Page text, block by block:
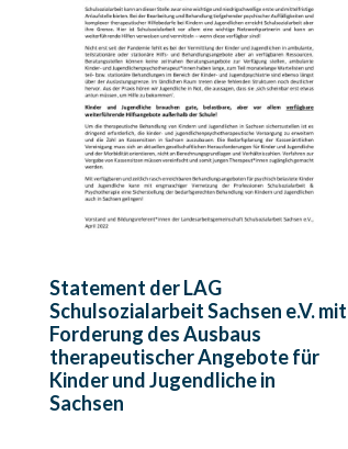
Statement der LAG
Schulsozialarbeit Sachsen e.V. mit
Forderung des Ausbaus
therapeutischer Angebote für
Kinder und Jugendliche in
Sachsen